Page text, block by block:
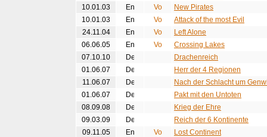
10.01.03
New Pirates
10.01.03
Attack of the most Evil
24.11.04
Left Alone
06.06.05
Crossing Lakes
07.10.10
Drachenreich
01.06.07
Herr der 4 Regionen
11.06.07
Nach der Schlacht um
01.06.07
Pakt mit den Untoten
08.09.08
Krieg der Ehre
09.03.09
Reich der 6 Kontinente
09.11.05
Lost Continent